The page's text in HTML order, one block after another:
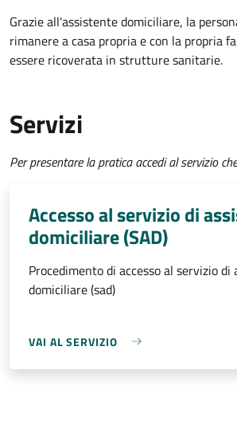
Grazie all'assistente domiciliare, la
rimanere a casa propria e con la propria
essere ricoverata in strutture sanitarie.
Servizi
Per presentare la pratica accedi al servizio
Accesso al servizio di
domiciliare (SAD)
Procedimento di accesso al servizio di
domiciliare (sad)
VAI AL SERVIZIO